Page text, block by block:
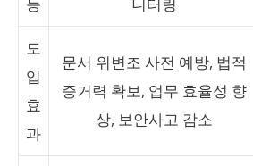
능
니터링
도
입
효
과
문서 위변조 사전 예방, 법적
증거력 확보, 업무 효율성 향
상, 보안사고 감소